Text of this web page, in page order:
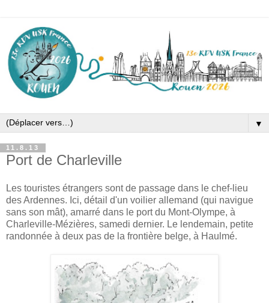
▼
11.8.13
Port de Charleville
Les touristes étrangers sont de passage dans le chef-lieu
des Ardennes. Ici, détail d'un voilier allemand (qui navigue
sans son mât), amarré dans le port du Mont-Olympe, à
Charleville-Mézières, samedi dernier. Le lendemain, petite
randonnée à deux pas de la frontière belge, à Haulmé.